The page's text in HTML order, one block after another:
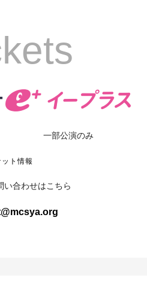
一部公演のみ
ト情報
い合わせはこちら